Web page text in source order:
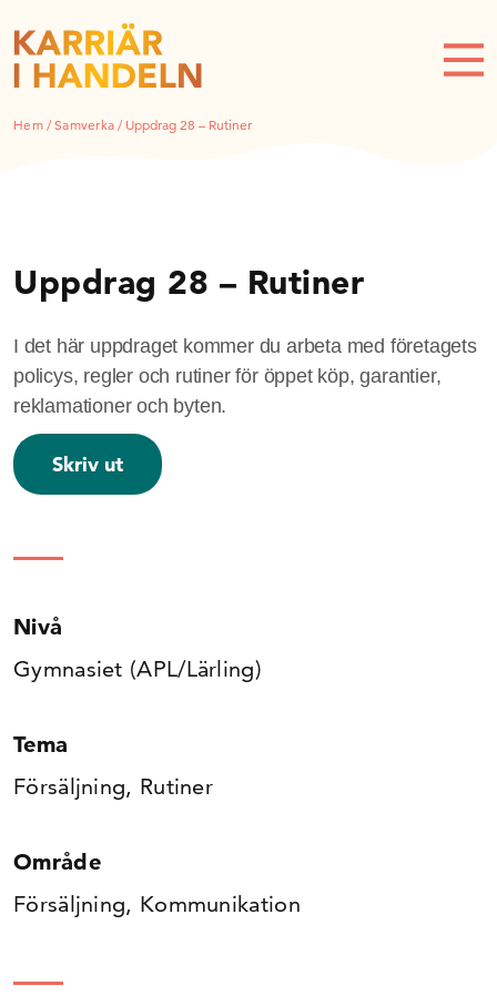
Hem/Samverka / Uppdrag 28 – Rutiner
Uppdrag 28 – Rutiner
I det här uppdraget kommer du arbeta med företagets
policys, regler och rutiner för öppet köp, garantier,
reklamationer och byten.
Skriv ut
Nivå
Gymnasiet (APL/Lärling)
Tema
Försäljning, Rutiner
Område
Försäljning, Kommunikation